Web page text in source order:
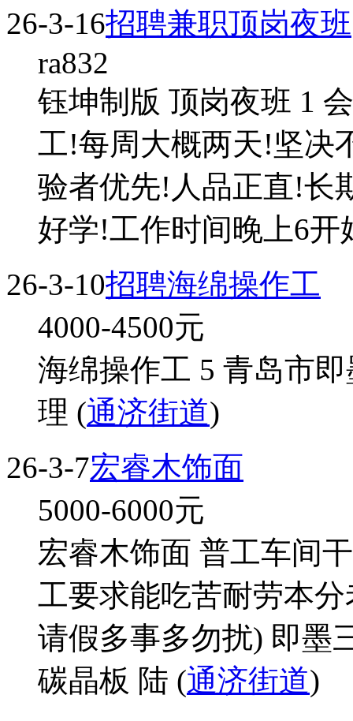
26-3-16招聘兼职顶岗夜班
ra832
钰坤制版 顶岗夜班 1
工!每周大概两天!坚决
验者优先!人品正直!长
好学!工作时间晚上6开
26-3-10招聘海绵操作工
4000-4500元
海绵操作工 5 青岛市
理 (通济街道)
26-3-7宏睿木饰面
5000-6000元
宏睿木饰面 普工车间
工要求能吃苦耐劳本
请假多事多勿扰) 即墨
碳晶板 陆 (通济街道)